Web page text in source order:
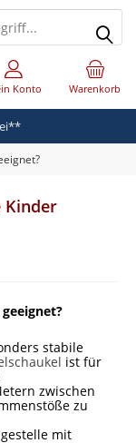
Warenkorb
Konto
Kinder
stabile
ist für
zwischen
zu
mit